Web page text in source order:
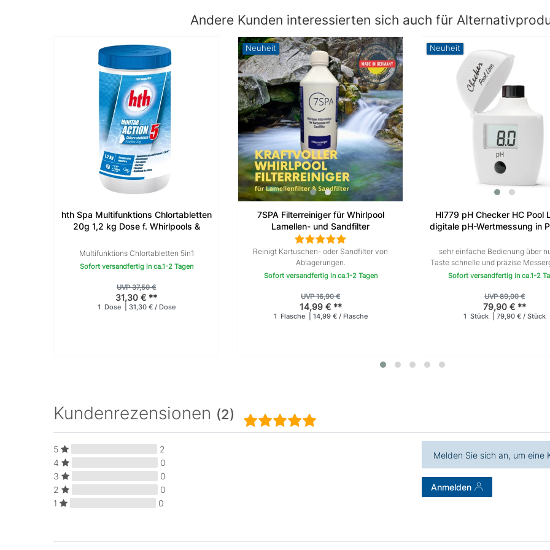
Andere Kunden interessierten sich auch für
hth Spa Multifunktions Chlortabletten
20g 1,2 kg Dose f. Whirlpools &
Multifunktions Chlortabletten 5in1
Sofort versandfertig in ca.1-2 Tagen
UVP 37,50 €
31,30 € **
1 Dose | 31,30 € / Dose
Neuheit
7SPA Filterreiniger für Whirlpool
Lamellen- und Sandfilter
Reinigt Kartuschen- oder Sandfilter von
Ablagerungen.
Sofort versandfertig in ca.1-2 Tagen
UVP 16,90 €
14,99 € **
1 Flasche | 14,99 € / Flasche
Neuheit
HI779 pH Checker HC Pool
digitale pH-Wertmessung in
sehr einfache Bedienung über
Taste schnelle und präzise
Sofort versandfertig in ca.1-2
UVP 89,00 €
79,90 € **
1 Stück | 79,90 € / Stück
Kundenrezensionen (2)
5
2
4
0
3
0
2
0
1
0
Melden Sie sich an, um eine
Anmelden